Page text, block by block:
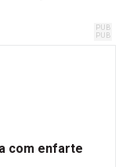
com enfarte